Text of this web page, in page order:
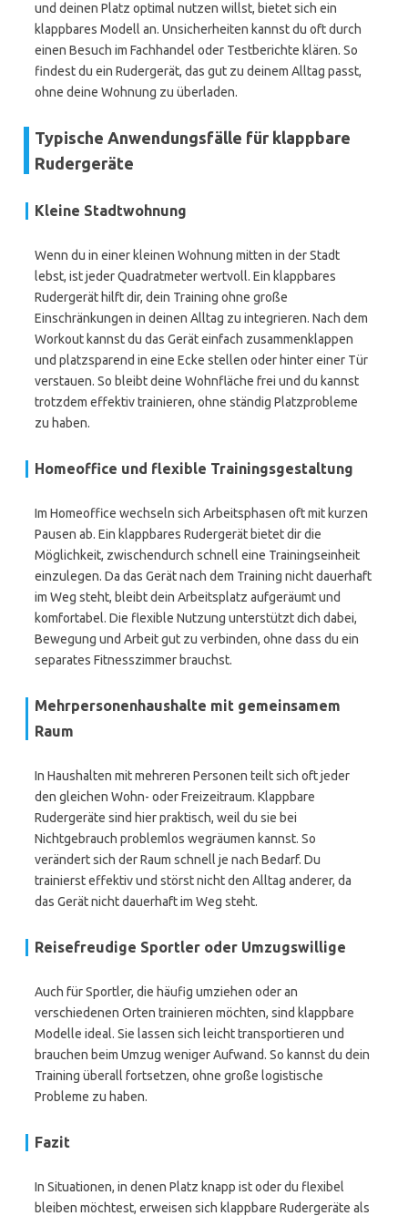
und deinen Platz optimal nutzen willst, bietet sich ein
klappbares Modell an. Unsicherheiten kannst du oft durch
einen Besuch im Fachhandel oder Testberichte klären. So
findest du ein Rudergerät, das gut zu deinem Alltag passt,
ohne deine Wohnung zu überladen.
Typische Anwendungsfälle für klappbare
Rudergeräte
Kleine Stadtwohnung
Wenn du in einer kleinen Wohnung mitten in der Stadt
lebst, ist jeder Quadratmeter wertvoll. Ein klappbares
Rudergerät hilft dir, dein Training ohne große
Einschränkungen in deinen Alltag zu integrieren. Nach dem
Workout kannst du das Gerät einfach zusammenklappen
und platzsparend in eine Ecke stellen oder hinter einer Tür
verstauen. So bleibt deine Wohnfläche frei und du kannst
trotzdem effektiv trainieren, ohne ständig Platzprobleme
zu haben.
Homeoffice und flexible Trainingsgestaltung
Im Homeoffice wechseln sich Arbeitsphasen oft mit kurzen
Pausen ab. Ein klappbares Rudergerät bietet dir die
Möglichkeit, zwischendurch schnell eine Trainingseinheit
einzulegen. Da das Gerät nach dem Training nicht dauerhaft
im Weg steht, bleibt dein Arbeitsplatz aufgeräumt und
komfortabel. Die flexible Nutzung unterstützt dich dabei,
Bewegung und Arbeit gut zu verbinden, ohne dass du ein
separates Fitnesszimmer brauchst.
Mehrpersonenhaushalte mit gemeinsamem
Raum
In Haushalten mit mehreren Personen teilt sich oft jeder
den gleichen Wohn- oder Freizeitraum. Klappbare
Rudergeräte sind hier praktisch, weil du sie bei
Nichtgebrauch problemlos wegräumen kannst. So
verändert sich der Raum schnell je nach Bedarf. Du
trainierst effektiv und störst nicht den Alltag anderer, da
das Gerät nicht dauerhaft im Weg steht.
Reisefreudige Sportler oder Umzugswillige
Auch für Sportler, die häufig umziehen oder an
verschiedenen Orten trainieren möchten, sind klappbare
Modelle ideal. Sie lassen sich leicht transportieren und
brauchen beim Umzug weniger Aufwand. So kannst du dein
Training überall fortsetzen, ohne große logistische
Probleme zu haben.
Fazit
In Situationen, in denen Platz knapp ist oder du flexibel
bleiben möchtest, erweisen sich klappbare Rudergeräte als